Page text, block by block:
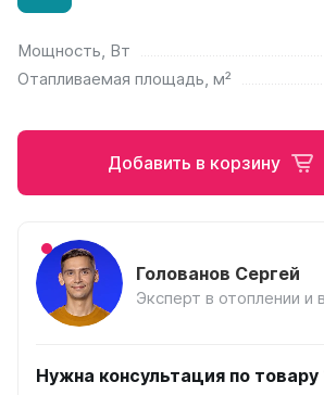
Bataria
Bataria Retro 3
Ellipse S H
Ellipse P V
Гармония
Мощность, Вт
Отапливаемая площадь, м²
Добавить в корзину
Голованов Сергей
Эксперт в отоплении и
Нужна консультация по товару